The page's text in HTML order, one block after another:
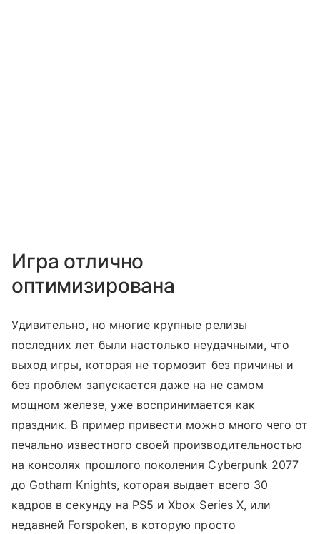
Игра отлично
оптимизирована
Удивительно, но многие крупные релизы
последних лет были настолько неудачными, что
выход игры, которая не тормозит без причины и
без проблем запускается даже на не самом
мощном железе, уже воспринимается как
праздник. В пример привести можно много чего от
печально известного своей производительностью
на консолях прошлого поколения Cyberpunk 2077
до Gotham Knights, которая выдает всего 30
кадров в секунду на PS5 и Xbox Series X, или
недавней Forspoken, в которую просто